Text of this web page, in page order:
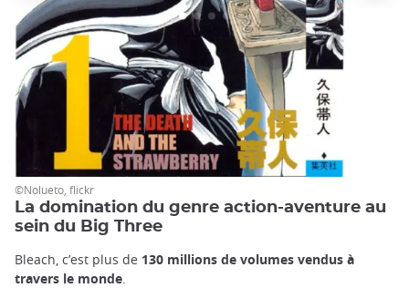
©Nolueto, flickr
La domination du genre action-aventure au
sein du Big Three
Bleach, c’est plus de 130 millions de volumes vendus à
travers le monde.